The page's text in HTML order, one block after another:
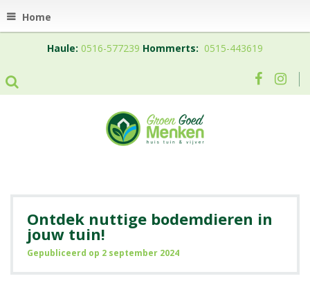
Home
Haule: 0516-577239 Hommerts: 0515-443619
Ontdek nuttige bodemdieren in
jouw tuin!
Gepubliceerd op 2 september 2024